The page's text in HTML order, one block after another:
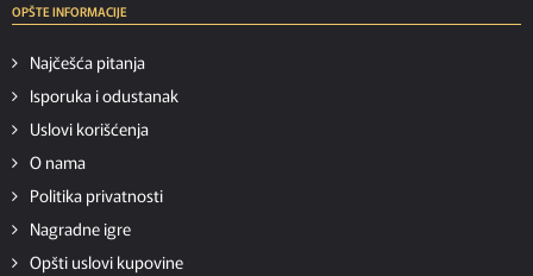
OPŠTE INFORMACIJE
Najčešća pitanja
Isporuka i odustanak
Uslovi korišćenja
O nama
Politika privatnosti
Nagradne igre
Opšti uslovi kupovine